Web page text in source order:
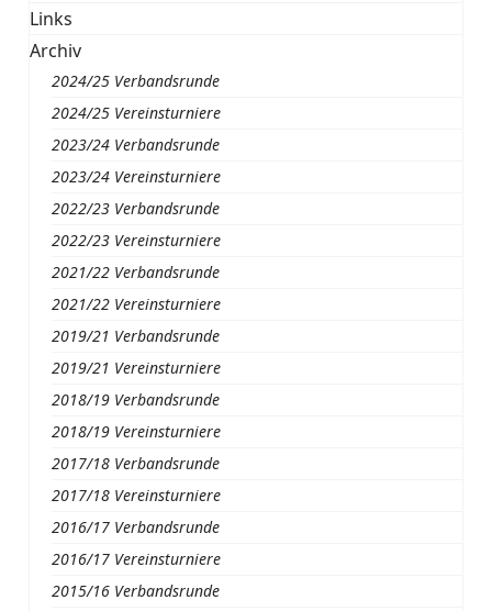
Links
Archiv
2024/25 Verbandsrunde
2024/25 Vereinsturniere
2023/24 Verbandsrunde
2023/24 Vereinsturniere
2022/23 Verbandsrunde
2022/23 Vereinsturniere
2021/22 Verbandsrunde
2021/22 Vereinsturniere
2019/21 Verbandsrunde
2019/21 Vereinsturniere
2018/19 Verbandsrunde
2018/19 Vereinsturniere
2017/18 Verbandsrunde
2017/18 Vereinsturniere
2016/17 Verbandsrunde
2016/17 Vereinsturniere
2015/16 Verbandsrunde